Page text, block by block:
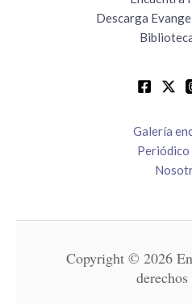
Descarga
Galería
Periódico
Copyright © 2026